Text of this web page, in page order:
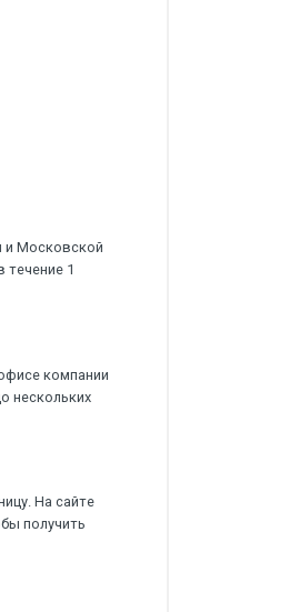
и Московской
течение 1
компании
нескольких
На сайте
получить